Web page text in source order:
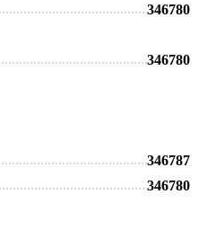
346780
346780
346787
346780